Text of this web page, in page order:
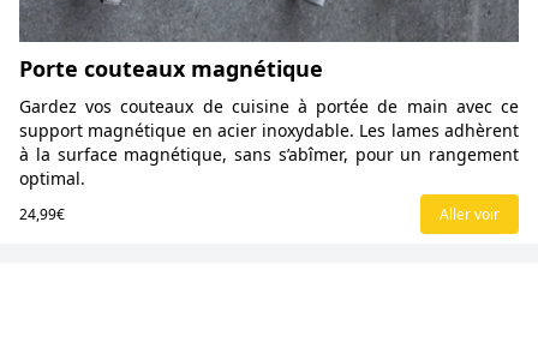
Porte couteaux magnétique
Gardez vos couteaux de cuisine à portée de main avec ce
support magnétique en acier inoxydable. Les lames adhèrent
à la surface magnétique, sans s’abîmer, pour un rangement
optimal.
24,99€ Aller voir